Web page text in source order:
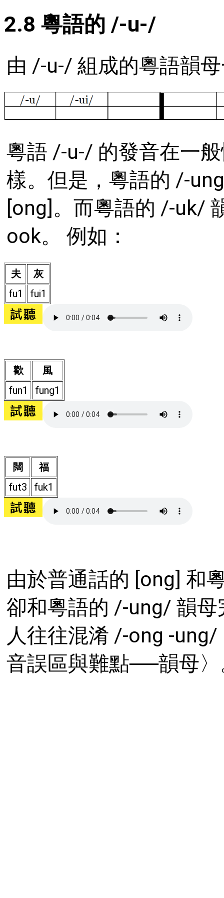
2.8 粵語的 /-u-/
由 /-u-/ 組成的粵語韻
粵語 /-u-/ 的發音在一
樣。但是，粵語的 /-
[ong]。而粵語的 /-uk/
ook。 例如：
夫
灰
fu1
fui1
歡
風
fun1
fung1
闊
福
fut3
fuk1
由於普通話的 [ong] 和
卻和粵語的 /-ung/ 韻
人往往混淆 /-ong -
音誤區與難點──韻母